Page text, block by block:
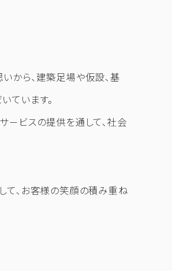
から、建築足場や仮設、基
ています。
－ビスの提供を通して、社会
て、お客様の笑顔の積み重ね